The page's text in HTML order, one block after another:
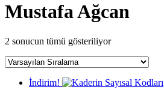
Mustafa Ağcan
2 sonucun tümü gösteriliyor
İndirim!